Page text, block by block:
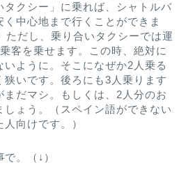
タクシー」に乗れば、シャトルバ
く中心地まで行くことができま
ただし、乗り合いタクシーでは運
客を乗せます。この時、絶対に
いように。そこになぜか2人乗る
狭いです。後ろにも3人乗ります
まだマシ。もしくは、2人分のお
しょう。（スペイン語ができない
向けです。）
。（↓）